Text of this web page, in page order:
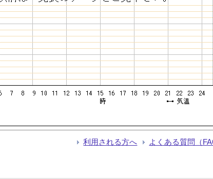
利用される方へ よくある質問（